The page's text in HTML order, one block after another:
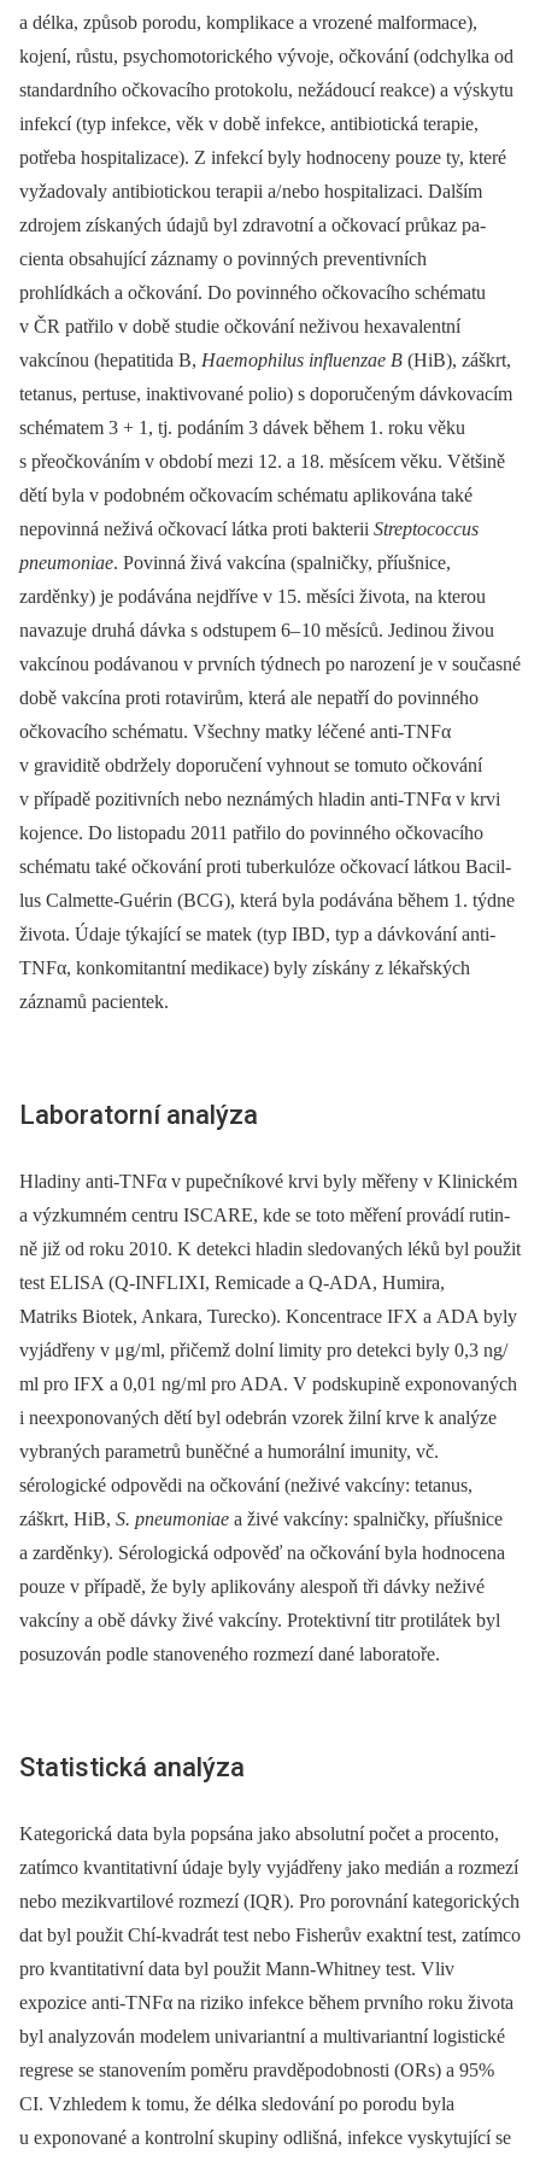
a délka, způsob porodu, komplikace a vrozené malformace),
kojení, růstu, psychomotorického vývoje, očkování (odchylka od
standardního očkovacího protokolu, nežádoucí reakce) a výskytu
infekcí (typ infekce, věk v době infekce, antibio­tická terapie,
potřeba hospitalizace). Z infekcí byly hodnoceny pouze ty, které
vyžadovaly antibio­tickou terapii a/nebo hospitalizaci. Dalším
zdrojem získaných údajů byl zdravotní a očkovací průkaz pa­
cienta obsahující záznamy o povin­ných preventivních
prohlídkách a očkování. Do povin­ného očkovacího schématu
v ČR patřilo v době studie očkování neživou hexavalentní
vakcínou (hepatitida B, Haemophilus influenzae B (HiB), záškrt,
tetanus, pertuse, inaktivované polio) s doporučeným dávkovacím
schématem 3 + 1, tj. podáním 3 dávek během 1. roku věku
s přeočkováním v období mezi 12. a 18. měsícem věku. Většině
dětí byla v podobném očkovacím schématu aplikována také
nepovin­ná neživá očkovací látka proti bakterii Streptococcus
pneumoniae. Povin­ná živá vakcína (spalničky, příušnice,
zarděnky) je podávána nejdříve v 15. měsíci života, na kterou
navazuje druhá dávka s odstupem 6–10 měsíců. Jedinou živou
vakcínou podávanou v prvních týdnech po narození je v současné
době vakcína proti rotavirům, která ale nepatří do povin­ného
očkovacího schématu. Všechny matky léčené anti-TNFα
v graviditě obdržely doporučení vyhnout se tomuto očkování
v případě pozitivních nebo neznámých hladin anti-TNFα v krvi
kojence. Do listopadu 2011 patřilo do povin­ného očkovacího
schématu také očkování proti tuberkulóze očkovací látkou Bacil­
lus Calmette-Guérin (BCG), která byla podávána během 1. týdne
života. Údaje týkající se matek (typ IBD, typ a dávkování anti-
TNFα, konkomitantní medikace) byly získány z lékařských
záznamů pa­cientek.
Laboratorní analýza
Hladiny anti-TNFα v pupečníkové krvi byly měřeny v Klinickém
a výzkumném centru ISCARE, kde se toto měření provádí rutin­
ně již od roku 2010. K detekci hladin sledovaných léků byl použit
test ELISA (Q-INFLIXI, Remicade a Q-ADA, Humira,
Matriks Biotek, Ankara, Turecko). Koncentrace IFX a ADA byly
vyjádřeny v μg/ml, přičemž dolní limity pro detekci byly 0,3 ng/
ml pro IFX a 0,01 ng/ml pro ADA. V podskupině exponovaných
i neexponovaných dětí byl odebrán vzorek žilní krve k analýze
vybraných parametrů buněčné a humorální imunity, vč.
sérologické odpovědi na očkování (neživé vakcíny: tetanus,
záškrt, HiB, S. pneumoniae a živé vakcíny: spalničky, příušnice
a zarděnky). Sérologická odpověď na očkování byla hodnocena
pouze v případě, že byly aplikovány alespoň tři dávky neživé
vakcíny a obě dávky živé vakcíny. Protektivní titr protilátek byl
posuzován podle stanoveného rozmezí dané laboratoře.
Statistická analýza
Kategorická data byla popsána jako absolutní počet a procento,
zatímco kvantitativní údaje byly vyjádřeny jako medián a rozmezí
nebo mezikvartilové rozmezí (IQR). Pro porovnání kategorických
dat byl použit Chí-kvadrát test nebo Fisherův exaktní test, zatímco
pro kvantitativní data byl použit Man­n-Whitney test. Vliv
expozice anti-TNFα na riziko infekce během prvního roku života
byl analyzován modelem univariantní a multivariantní logistické
regrese se stanovením poměru pravděpodobnosti (ORs) a 95%
CI. Vzhledem k tomu, že délka sledování po porodu byla
u exponované a kontrolní skupiny odlišná, infekce vyskytující se